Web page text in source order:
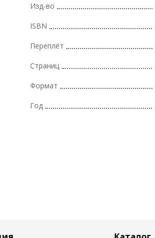
Изд-во
ISBN
Переплёт
Страниц
Формат
Год